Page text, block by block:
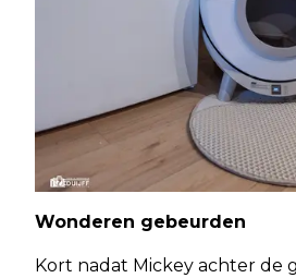
Wonderen gebeurden
Kort nadat Mickey achter de